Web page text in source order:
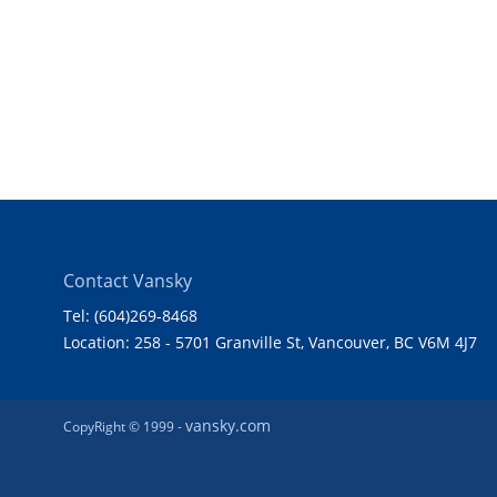
Contact Vansky
Tel: (604)269-8468
Location: 258 - 5701 Granville St, Vancouver, BC V6M 4J7
CopyRight © 1999 -vansky.com